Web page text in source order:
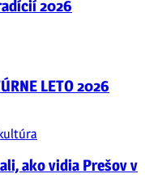
2026
LETO 2026
ako vidia Prešov v